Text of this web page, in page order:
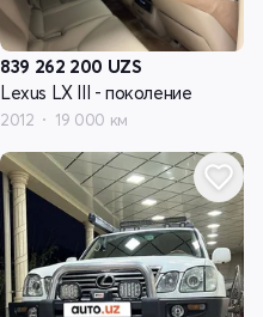
839 262 200 UZS
Lexus LX III - поколение
2012 19 000 км